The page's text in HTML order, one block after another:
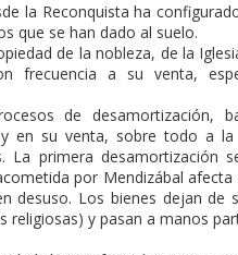
la Reconquista ha
que se han dado al suelo.
de la nobleza, de la
frecuencia a su venta,
de desamortización,
en su venta, sobre todo a
La primera desamortización
por Mendizábal
desuso. Los bienes dejan de
religiosas) y pasan a manos